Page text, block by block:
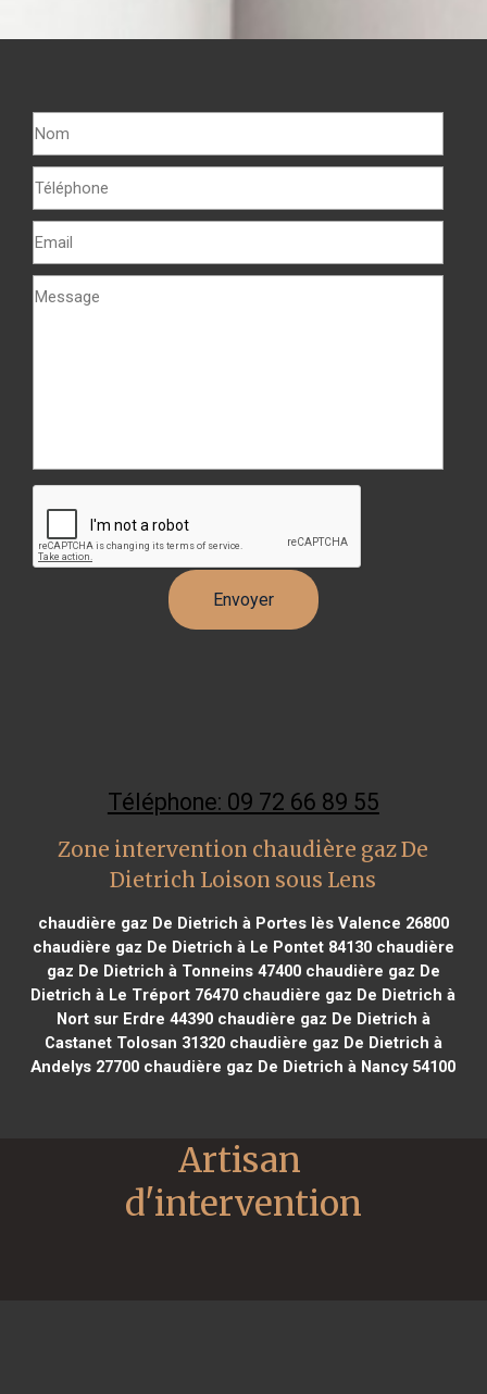
Téléphone: 09 72 66 89 55
Zone intervention chaudière gaz De
Dietrich Loison sous Lens
chaudière gaz De Dietrich à Portes lès Valence 26800
chaudière gaz De Dietrich à Le Pontet 84130chaudière
gaz De Dietrich à Tonneins 47400chaudière gaz De
Dietrich à Le Tréport 76470 chaudière gaz De Dietrich à
Nort sur Erdre 44390chaudière gaz De Dietrich à
Castanet Tolosan 31320chaudière gaz De Dietrich à
Andelys 27700 chaudière gaz De Dietrich à Nancy 54100
Artisan
d'intervention